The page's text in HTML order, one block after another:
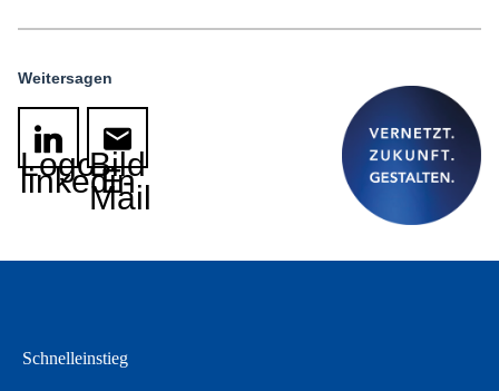
Weitersagen
Logo
linkedin
Bild
E-
Mail
Schnelleinstieg